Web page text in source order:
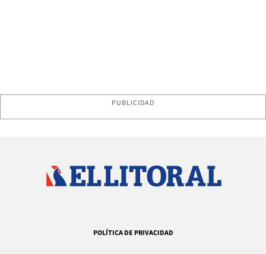
PUBLICIDAD
POLÍTICA DE PRIVACIDAD